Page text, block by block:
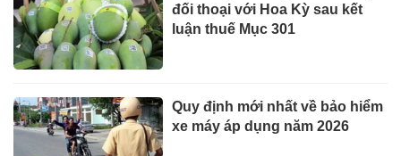
đối thoại với Hoa Kỳ sau kết
luận thuế Mục 301
Quy định mới nhất về bảo hiểm
xe máy áp dụng năm 2026